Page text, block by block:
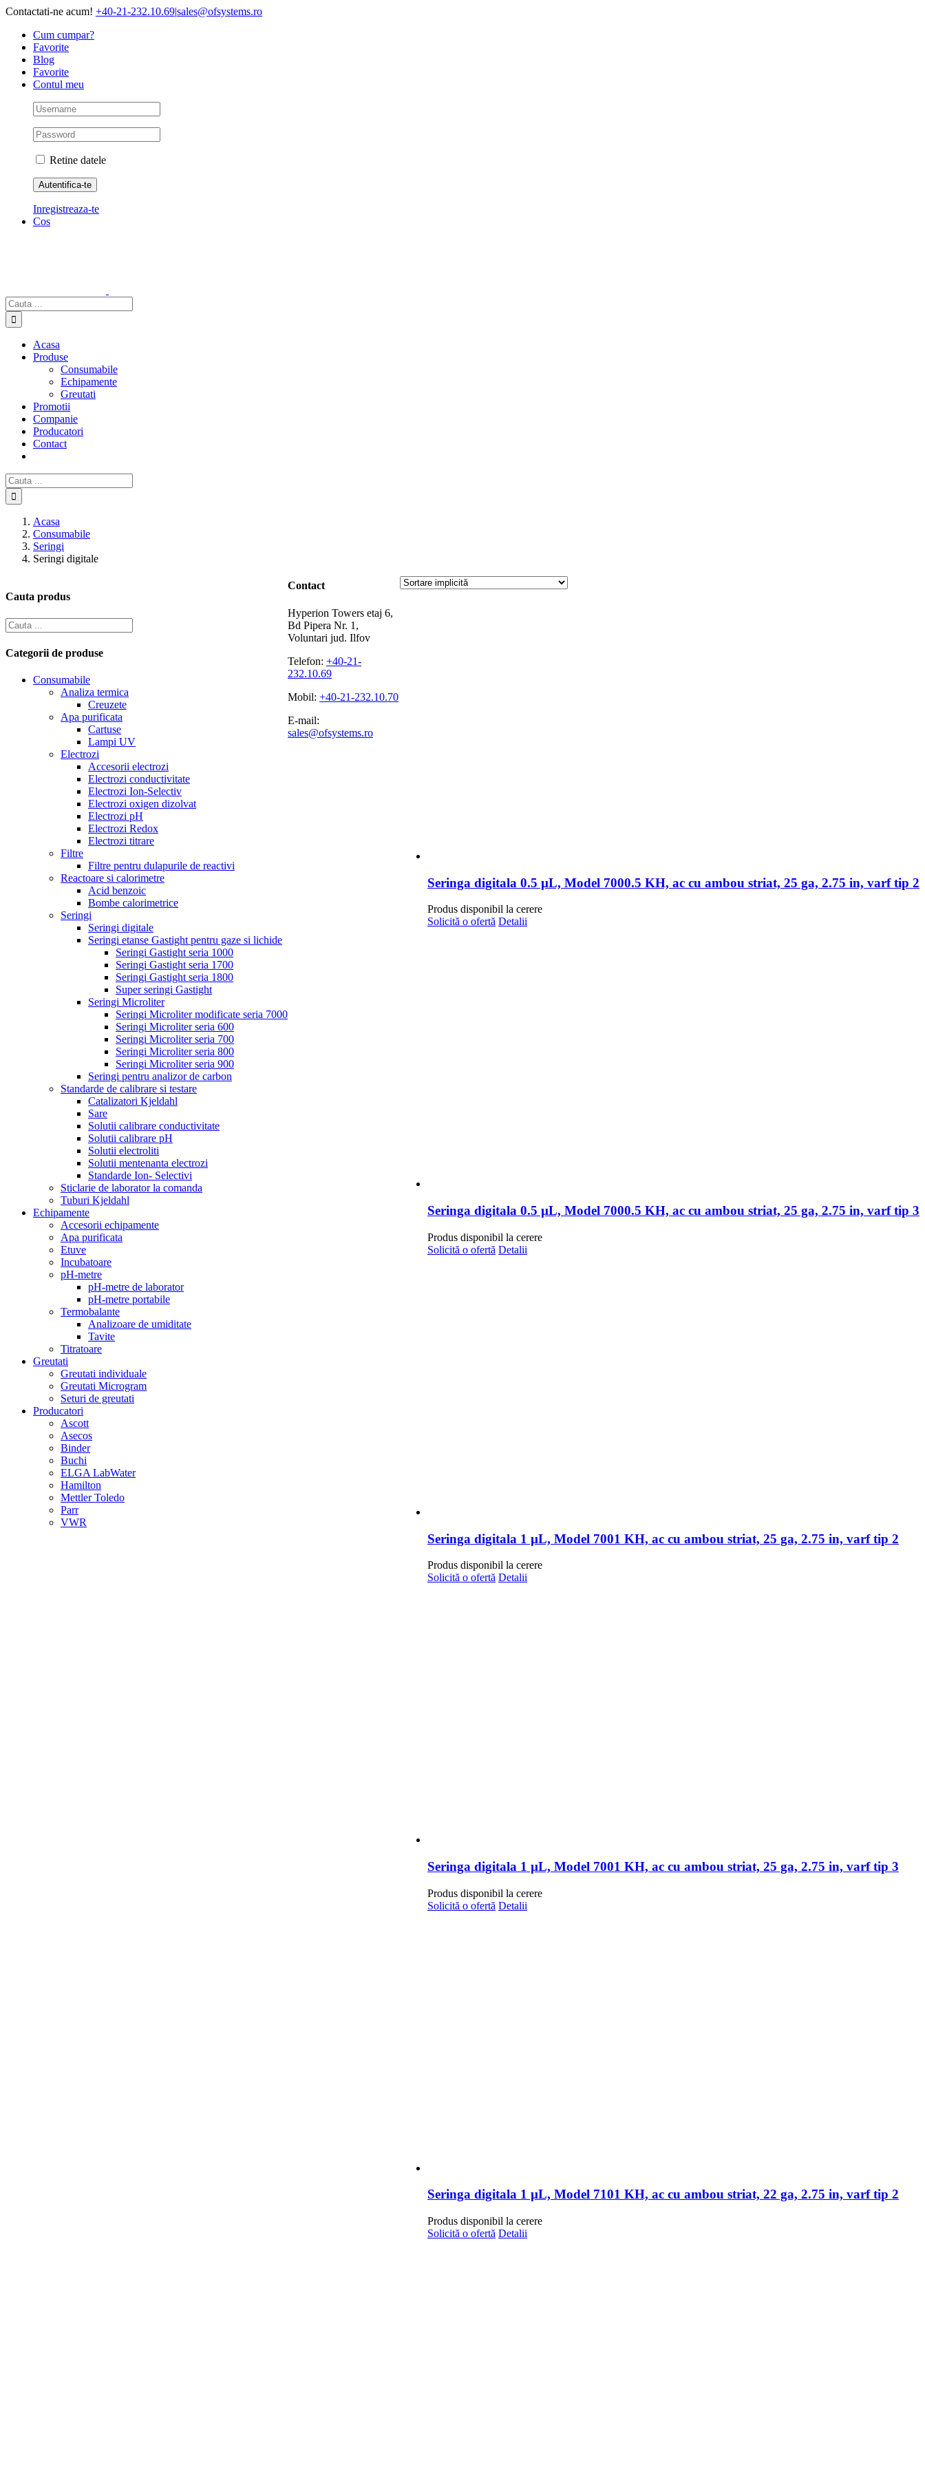
Skip
content
Contactati-ne acum! +40-21-232.10.69|sales@ofsystems.ro
Cum cumpar?
Favorite
Blog
Favorite
Contul meu
Retine datele
Inregistreaza-te
Cos
Cautare...
Acasa
Produse
Consumabile
Echipamente
Greutati
Promotii
Companie
Producatori
Contact
Cautare...
Acasa
Consumabile
Seringi
Seringi digitale
Seringa digitala 0.5 µL, Model 7000.5 KH, ac cu ambou striat, 25 ga, 2.75 in, varf tip 2
Produs disponibil la cerere
Solicită o ofertă Detalii
Seringa digitala 0.5 µL, Model 7000.5 KH, ac cu ambou striat, 25 ga, 2.75 in, varf tip 3
Produs disponibil la cerere
Solicită o ofertă Detalii
Seringa digitala 1 µL, Model 7001 KH, ac cu ambou striat, 25 ga, 2.75 in, varf tip 2
Produs disponibil la cerere
Solicită o ofertă Detalii
Seringa digitala 1 µL, Model 7001 KH, ac cu ambou striat, 25 ga, 2.75 in, varf tip 3
Produs disponibil la cerere
Solicită o ofertă Detalii
Seringa digitala 1 µL, Model 7101 KH, ac cu ambou striat, 22 ga, 2.75 in, varf tip 2
Produs disponibil la cerere
Solicită o ofertă Detalii
Cauta produs
Categorii de produse
Consumabile
Analiza termica
Creuzete
Apa purificata
Cartuse
Lampi UV
Electrozi
Accesorii electrozi
Electrozi conductivitate
Electrozi Ion-Selectiv
Electrozi oxigen dizolvat
Electrozi pH
Electrozi Redox
Electrozi titrare
Filtre
Filtre pentru dulapurile de reactivi
Reactoare si calorimetre
Acid benzoic
Bombe calorimetrice
Seringi
Seringi digitale
Seringi etanse Gastight pentru gaze si lichide
Seringi Gastight seria 1000
Seringi Gastight seria 1700
Seringi Gastight seria 1800
Super seringi Gastight
Seringi Microliter
Seringi Microliter modificate seria 7000
Seringi Microliter seria 600
Seringi Microliter seria 700
Seringi Microliter seria 800
Seringi Microliter seria 900
Seringi pentru analizor de carbon
Standarde de calibrare si testare
Catalizatori Kjeldahl
Sare
Solutii calibrare conductivitate
Solutii calibrare pH
Solutii electroliti
Solutii mentenanta electrozi
Standarde Ion- Selectivi
Sticlarie de laborator la comanda
Tuburi Kjeldahl
Echipamente
Accesorii echipamente
Apa purificata
Etuve
Incubatoare
pH-metre
pH-metre de laborator
pH-metre portabile
Termobalante
Analizoare de umiditate
Tavite
Titratoare
Greutati
Greutati individuale
Greutati Microgram
Seturi de greutati
Producatori
Ascott
Asecos
Binder
Buchi
ELGA LabWater
Hamilton
Mettler Toledo
Parr
VWR
Contact
Hyperion Towers etaj 6,
Bd Pipera Nr. 1,
Voluntari jud. Ilfov
Telefon: +40-21-
232.10.69
Mobil: +40-21-232.10.70
E-mail:
sales@ofsystems.ro